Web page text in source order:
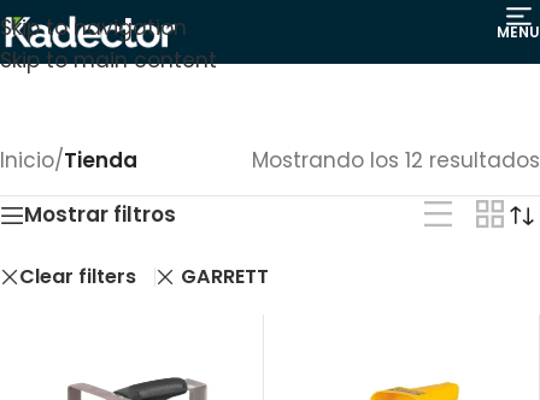
Skip to navigation
Skip to main content
MENU
Inicio/Tienda
Mostrando los 12 resultados
Mostrar filtros
Clear filters GARRETT